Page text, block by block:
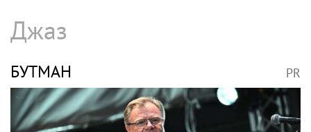
Джаз
БУТМАН PR